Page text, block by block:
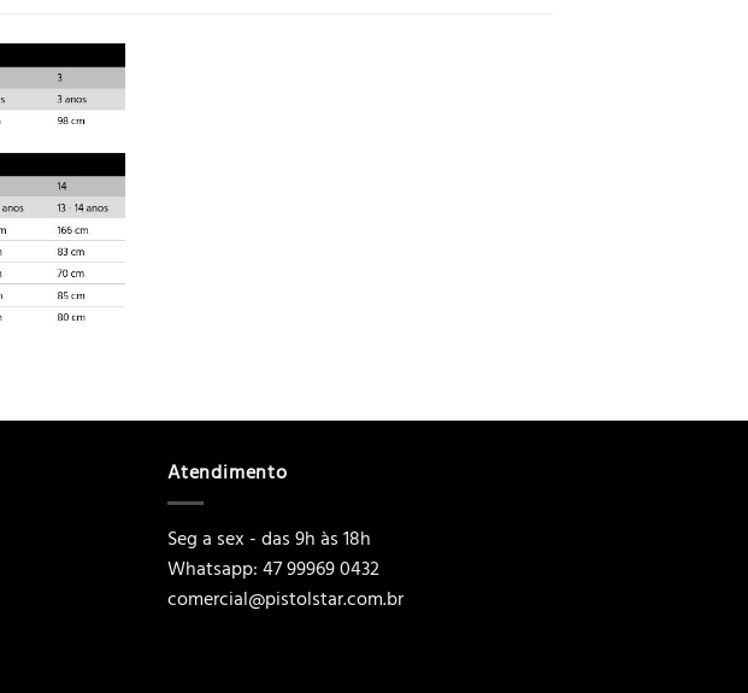
Atendimento
Seg a sex - das 9h às 18h
Whatsapp: 47 99969 0432
comercial@pistolstar.com.br